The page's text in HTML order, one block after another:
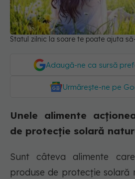
Statul zilnic la soare te poate ajuta
Adaugă-ne ca sursă
Urmărește-ne pe
Unele alimente
de protecție solară
Sunt câteva alimente
produse de protecție solară